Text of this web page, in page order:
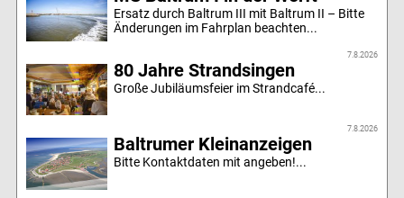
Ersatz durch Baltrum III mit Baltrum II – Bitte
Änderungen im Fahrplan beachten...
7.8.2026
80 Jahre Strandsingen
Große Jubiläumsfeier im Strandcafé...
7.8.2026
Baltrumer Kleinanzeigen
Bitte Kontaktdaten mit angeben!...